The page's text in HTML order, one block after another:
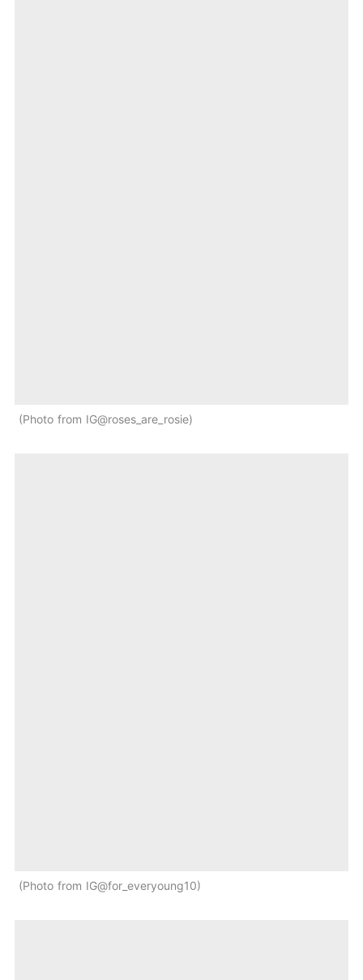
Photo from IG@roses_are_rosie
Photo from IG@for_everyoung10